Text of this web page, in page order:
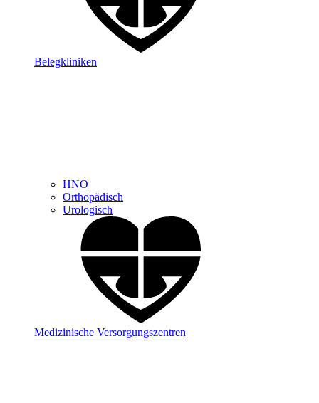
Belegkliniken
HNO
Orthopädisch
Urologisch
Medizinische Versorgungszentren